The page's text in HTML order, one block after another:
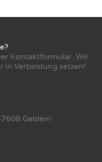
Kontaktformular. Wir
in Verbindung setzen!
Geldern